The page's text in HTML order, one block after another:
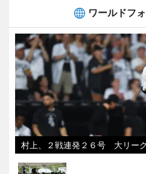
ワールドフ
村上、２戦連発２６号 大リー